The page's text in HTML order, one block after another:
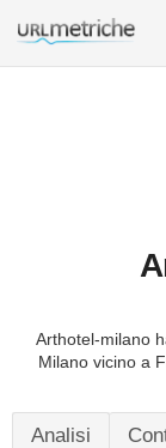
Arthotel-milano
Milano vicino a
Analisi